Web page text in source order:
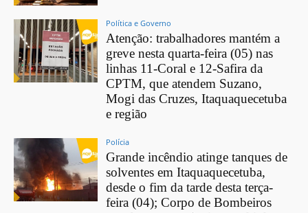
Política e Governo
Atenção: trabalhadores mantém a
greve nesta quarta-feira (05) nas
linhas 11-Coral e 12-Safira da
CPTM, que atendem Suzano,
Mogi das Cruzes, Itaquaquecetuba
e região
Polícia
Grande incêndio atinge tanques de
solventes em Itaquaquecetuba,
desde o fim da tarde desta terça-
feira (04); Corpo de Bombeiros